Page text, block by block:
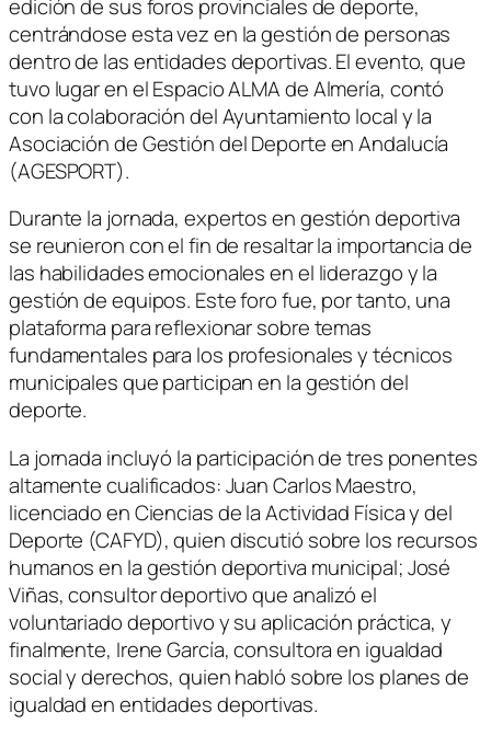
edición de sus foros provinciales de deporte,
centrándose esta vez en la gestión de personas
dentro de las entidades deportivas. El evento, que
tuvo lugar en el Espacio ALMA de Almería, contó
con la colaboración del Ayuntamiento local y la
Asociación de Gestión del Deporte en Andalucía
(AGESPORT).
Durante la jornada, expertos en gestión deportiva
se reunieron con el fin de resaltar la importancia de
las habilidades emocionales en el liderazgo y la
gestión de equipos. Este foro fue, por tanto, una
plataforma para reflexionar sobre temas
fundamentales para los profesionales y técnicos
municipales que participan en la gestión del
deporte.
La jornada incluyó la participación de tres ponentes
altamente cualificados: Juan Carlos Maestro,
licenciado en Ciencias de la Actividad Física y del
Deporte (CAFYD), quien discutió sobre los recursos
humanos en la gestión deportiva municipal; José
Viñas, consultor deportivo que analizó el
voluntariado deportivo y su aplicación práctica, y
finalmente, Irene García, consultora en igualdad
social y derechos, quien habló sobre los planes de
igualdad en entidades deportivas.